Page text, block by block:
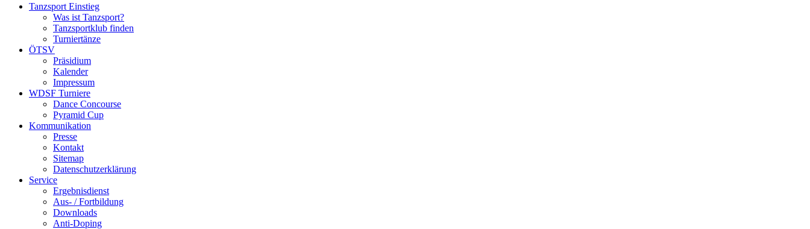
Tanzsport Einstieg
Was ist Tanzsport?
Tanzsportklub finden
Turniertänze
ÖTSV
Präsidium
Kalender
Impressum
WDSF Turniere
Dance Concourse
Pyramid Cup
Kommunikation
Presse
Kontakt
Sitemap
Datenschutzerklärung
Service
Ergebnisdienst
Aus- / Fortbildung
Downloads
Anti-Doping